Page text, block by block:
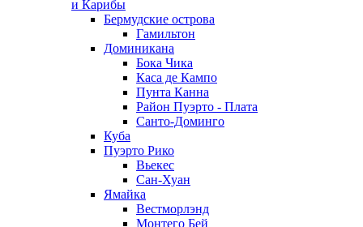
и Карибы
Бермудские острова
Гамильтон
Доминикана
Бока Чика
Каса де Кампо
Пунта Канна
Район Пуэрто - Плата
Санто-Доминго
Куба
Пуэрто Рико
Вьекес
Сан-Хуан
Ямайка
Вестморлэнд
Монтего Бей